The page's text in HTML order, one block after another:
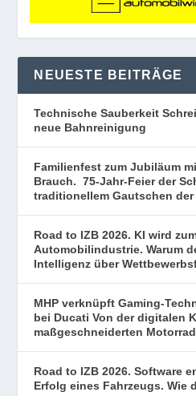
NEUESTE BEITRÄGE
Technische Sauberkeit
neue Bahnreinigung
Familienfest zum Jubiläum
Brauch. 75-Jahr-Feier der
traditionellem Gautschen der
Road to IZB 2026. KI wird
Automobilindustrie. Warum
Intelligenz über
MHP verknüpft Gaming-
bei Ducati Von der digitalen
maßgeschneiderten Motorrad
Road to IZB 2026. Software
Erfolg eines Fahrzeugs. Wie